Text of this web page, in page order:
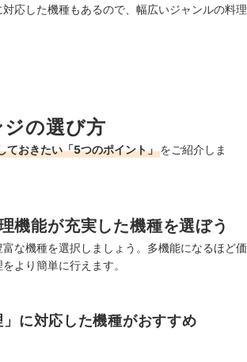
応した機種もあるので、幅広いジャンルの料理
の選び方
ておきたい「5つのポイント」をご紹介しま
機能が充実した機種を選ぼう
な機種を選択しましょう。多機能になるほど価
より簡単に行えます。
に対応した機種がおすすめ